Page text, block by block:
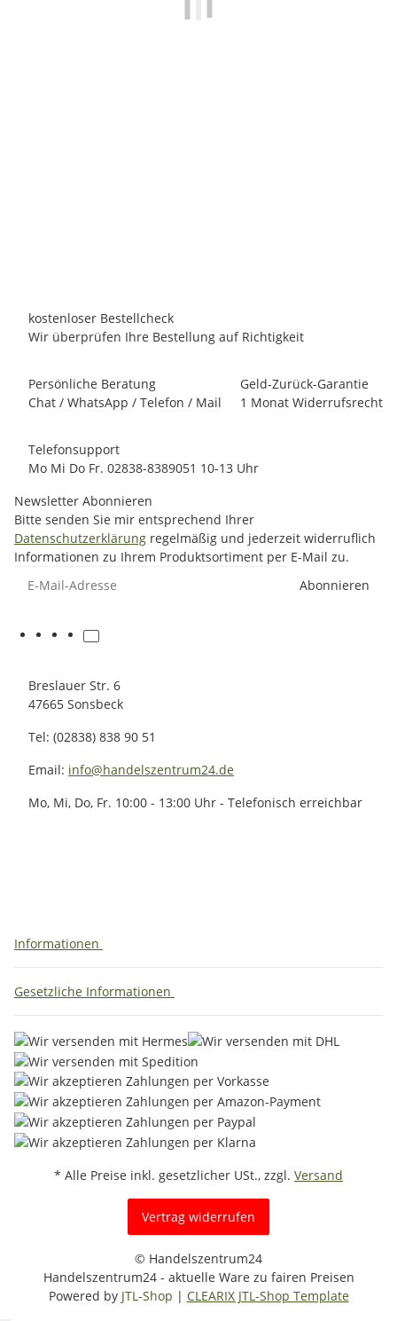
kostenloser Bestellcheck
Wir überprüfen Ihre Bestellung auf Richtigkeit
Persönliche Beratung
Chat / WhatsApp / Telefon / Mail
Geld-Zurück-Garantie
1 Monat Widerrufsrecht
Telefonsupport
Mo Mi Do Fr. 02838-8389051 10-13 Uhr
Newsletter Abonnieren
Bitte senden Sie mir entsprechend Ihrer
Datenschutzerklärung regelmäßig und jederzeit widerruflich
Informationen zu Ihrem Produktsortiment per E-Mail zu.
Abonnieren
Breslauer Str. 6
47665 Sonsbeck
Tel: (02838) 838 90 51
Email: info@handelszentrum24.de
Mo, Mi, Do, Fr. 10:00 - 13:00 Uhr - Telefonisch erreichbar
Informationen
Gesetzliche Informationen
* Alle Preise inkl. gesetzlicher USt., zzgl. Versand
Vertrag widerrufen
© Handelszentrum24
Handelszentrum24 - aktuelle Ware zu fairen Preisen
Powered by JTL-Shop | CLEARIX JTL-Shop Template